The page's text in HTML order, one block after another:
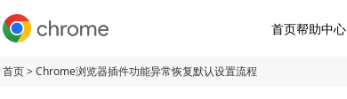
首页帮助中心
首页> Chrome浏览器插件功能异常恢复默认设置流程